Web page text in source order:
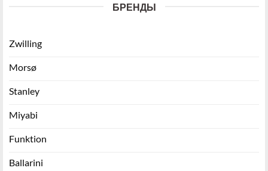
БРЕНДЫ
Zwilling
Morsø
Stanley
Miyabi
Funktion
Ballarini